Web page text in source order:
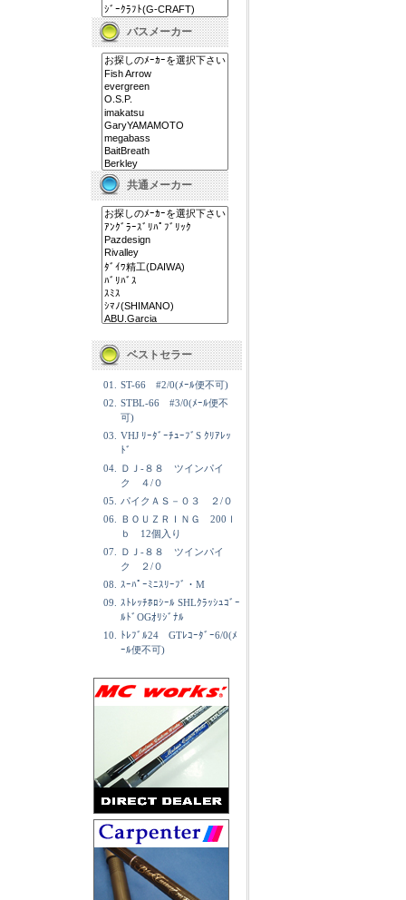
バスメーカー
共通メーカー
ベストセラー
01.
ST-66 #2/0(ﾒｰﾙ便不可)
02.
STBL-66 #3/0(ﾒｰﾙ便不
可)
03.
VHJ ﾘｰﾀﾞｰﾁｭｰﾌﾞS ｸﾘｱﾚｯ
ﾄﾞ
04.
ＤＪ-８８ ツインパイ
ク ４/０
05.
パイクＡＳ－０３ ２/０
06.
ＢＯＵＺＲＩＮＧ 200ｌ
ｂ 12個入り
07.
ＤＪ-８８ ツインパイ
ク ２/０
08.
ｽｰﾊﾟｰﾐﾆｽﾘｰﾌﾞ・M
09.
ｽﾄﾚｯﾁﾎﾛｼｰﾙ SHLｸﾗｯｼｭｺﾞｰ
ﾙﾄﾞOGｵﾘｼﾞﾅﾙ
10.
ﾄﾚﾌﾞﾙ24 GTﾚｺｰﾀﾞｰ6/0(ﾒ
ｰﾙ便不可)